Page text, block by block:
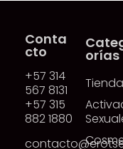
Conta
cto
+57 314
567 8131
+57 315
882 1880
orías
Tienda